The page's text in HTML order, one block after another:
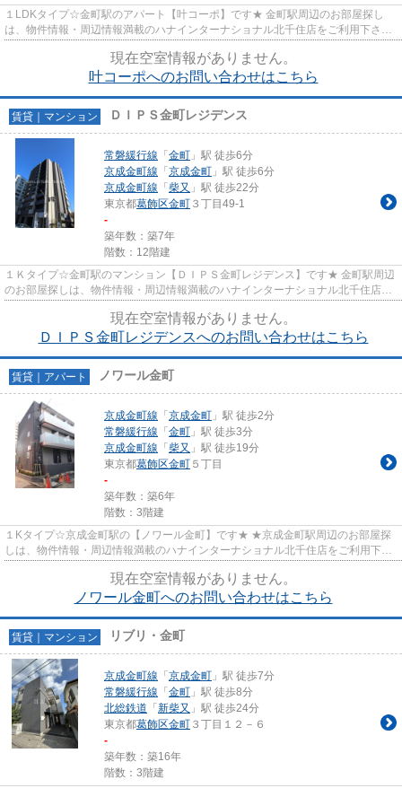
１LDKタイプ☆金町駅のアパート【叶コーポ】です★ 金町駅周辺のお部屋探し
は、物件情報・周辺情報満載のハナインターナショナル北千住店をご利用下さ
現在空室情報がありません。
叶コーポへのお問い合わせはこちら
賃貸｜マンション ＤＩＰＳ金町レジデンス
常磐緩行線 「 金町 」駅 徒歩6分
京成金町線 「 京成金町 」駅 徒歩6分
京成金町線 「 柴又 」駅 徒歩22分
東京都葛飾区金町 ３丁目49-1
-
築年数：築7年
階数：12階建
１Ｋタイプ☆金町駅のマンション【ＤＩＰＳ金町レジデンス】です★ 金町駅周辺
のお部屋探しは、物件情報・周辺情報満載のハナインターナショナル北千住店を
現在空室情報がありません。
ＤＩＰＳ金町レジデンスへのお問い合わせはこちら
賃貸｜アパート ノワール金町
京成金町線 「 京成金町 」駅 徒歩2分
常磐緩行線 「 金町 」駅 徒歩3分
京成金町線 「 柴又 」駅 徒歩19分
東京都葛飾区金町 ５丁目
-
築年数：築6年
階数：3階建
１Kタイプ☆京成金町駅の【ノワール金町】です★ ★京成金町駅周辺のお部屋探
しは、物件情報・周辺情報満載のハナインターナショナル北千住店をご利用下さ
現在空室情報がありません。
ノワール金町へのお問い合わせはこちら
賃貸｜マンション リブリ・金町
京成金町線 「 京成金町 」駅 徒歩7分
常磐緩行線 「 金町 」駅 徒歩8分
北総鉄道 「 新柴又 」駅 徒歩24分
東京都葛飾区金町 ３丁目１２－６
-
築年数：築16年
階数：3階建